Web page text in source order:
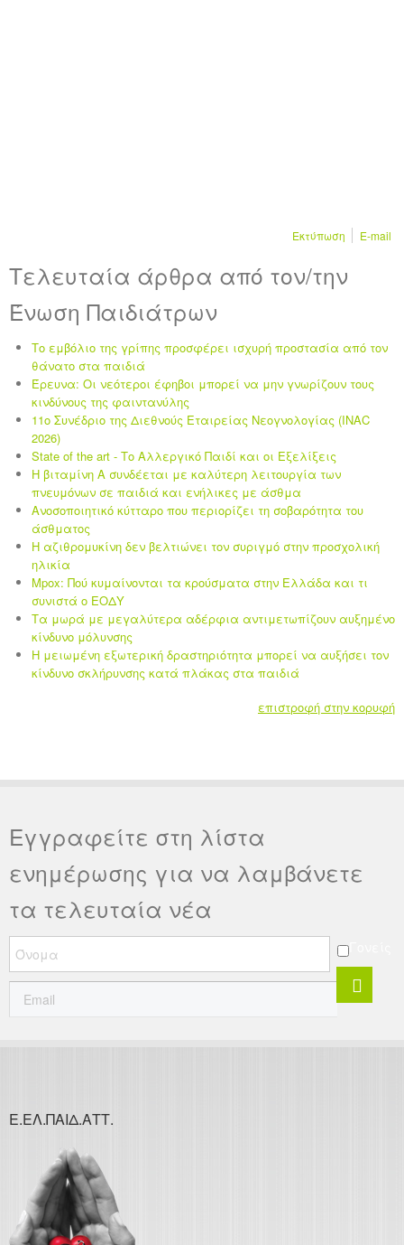
Εκτύπωση E-mail
Τελευταία άρθρα από τον/την
Ένωση Παιδιάτρων
Το εμβόλιο της γρίπης προσφέρει ισχυρή προστασία από τον
θάνατο στα παιδιά
Έρευνα: Οι νεότεροι έφηβοι μπορεί να μην γνωρίζουν τους
κινδύνους της φαιντανύλης
11ο Συνέδριο της Διεθνούς Εταιρείας Νεογνολογίας (INAC
2026)
State of the art - Το Αλλεργικό Παιδί και οι Eξελίξεις
Η βιταμίνη Α συνδέεται με καλύτερη λειτουργία των
πνευμόνων σε παιδιά και ενήλικες με άσθμα
Ανοσοποιητικό κύτταρο που περιορίζει τη σοβαρότητα του
άσθματος
Η αζιθρομυκίνη δεν βελτιώνει τον συριγμό στην προσχολική
ηλικία
Mpox: Πού κυμαίνονται τα κρούσματα στην Ελλάδα και τι
συνιστά ο ΕΟΔΥ
Τα μωρά με μεγαλύτερα αδέρφια αντιμετωπίζουν αυξημένο
κίνδυνο μόλυνσης
Η μειωμένη εξωτερική δραστηριότητα μπορεί να αυξήσει τον
κίνδυνο σκλήρυνσης κατά πλάκας στα παιδιά
επιστροφή στην κορυφή
Εγγραφείτε στη λίστα
ενημέρωσης για να λαμβάνετε
τα τελευταία νέα
Γονείς
Ε.ΕΛ.ΠΑΙΔ.ΑΤΤ.